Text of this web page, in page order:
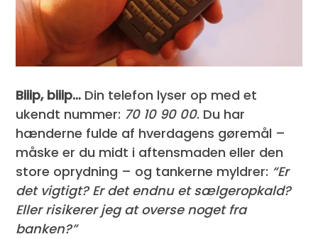
Biiip, biiip… Din telefon lyser op med et
ukendt nummer: 70 10 90 00. Du har
hænderne fulde af hverdagens gøremål –
måske er du midt i aftensmaden eller den
store oprydning – og tankerne myldrer: “Er
det vigtigt? Er det endnu et sælgeropkald?
Eller risikerer jeg at overse noget fra
banken?”